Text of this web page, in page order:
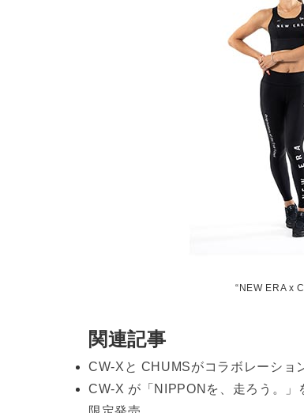
“NEW ERA x
関連記事
CW-Xと CHUMSがコラボレーショ
CW-X が「NIPPONを、走ろう。」